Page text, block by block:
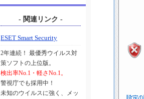
- 関連リンク -
ESET Smart Security
2年連続！ 最優秀ウイルス対
策ソフトの上位版。
検出率No.1・軽さNo.1。
警視庁でも採用中！
未知のウイルスに強く、メッ